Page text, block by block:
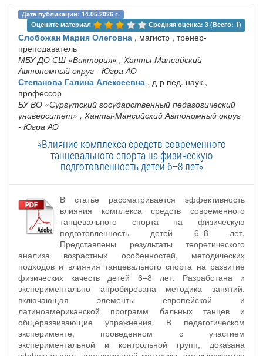
Дата публикации: 14.05.2026 г.
Оцените материал
Средняя оценка: 3 (Всего: 1)
Слобожан Мария Олеговна , магистр , тренер-
преподаватель
МБУ ДО СШ «Виктория» , Ханты-Мансийский
Автономный округ - Югра АО
Степанова Галина Алексеевна , д-р пед. наук ,
профессор
БУ ВО «Сургутский государственный педагогический
университет» , Ханты-Мансийский Автономный округ
- Югра АО
«Влияние комплекса средств современного
танцевального спорта на физическую
подготовленность детей 6–8 лет»
В статье рассматривается эффективность
влияния комплекса средств современного
танцевального спорта на физическую
подготовленность детей 6–8 лет.
Представлены результаты теоретического
анализа возрастных особенностей, методических
подходов и влияния танцевального спорта на развитие
физических качеств детей 6–8 лет. Разработана и
экспериментально апробирована методика занятий,
включающая элементы европейской и
латиноамериканской программ бальных танцев и
общеразвивающие упражнения. В педагогическом
эксперименте, проведенном с участием
экспериментальной и контрольной групп, доказана